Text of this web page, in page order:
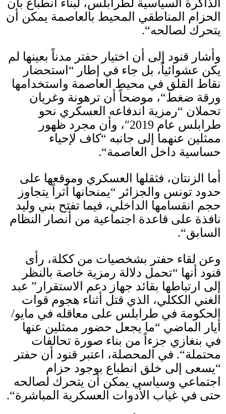
الذاكرة السياسية لطرابلس، لبناء انطباع بأن
الحزام المناطقي المحيط بالعاصمة يمكن أن
يتحرك لصالحه“.
وأشار قنود إلى أن اختيار حفتر مدناً بعينها لم
يكن عشوائياً، بل جاء في إطار “ استحضار
نقاط القلق في محيط العاصمة واستخدامها
ورقة ضغط“، موضحاً أن ترهونة وغريان
تحملان “رمزية اندفاعه العسكري نحو
طرابلس عام 2019″ ، وأن مجرد ظهور
ممثلين عنهما إلى جانبه “كاف لإحياء
حساسية داخل العاصمة“.
أما الزنتان، فثقلها العسكري وموقعها على
حدود تونس والجزائر “يمنحانها أثراً يتجاوز
حجم انقسامها الداخلي، فيما تفتح بني وليد
نافذة على قاعدة اجتماعية من أنصار النظام
السابق“.
وعن لقاء حفتر بشخصيات من ككلة، رأى
قنود أنها “تحمل دلالة رمزية خاصة بالنظر
إلى ارتباطها بقائد جهاز دعم الاستقرار ” عبد
الغني الككلي، الذي قتل أثناء هجوم قوات
الحكومة في طرابلس على معاقله في مايو/
أيار الماضي “ما يجعل حضور ممثلين عنها
في بنغازي جزءاً من بناء صورة تحالفات
محتملة“. في المحصلة، اعتبر قنود أن حفتر
“يسعى إلى خلق انطباع بوجود حزام
اجتماعي وسياسي يمكن أن يتحرك لصالحه
حتى في غياب الأدوات العسكرية المباشرة“.